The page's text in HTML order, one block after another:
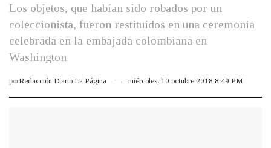
Los objetos, que habían sido robados por un
coleccionista, fueron restituidos en una ceremonia
celebrada en la embajada colombiana en
Washington
porRedacción Diario La Página miércoles, 10 octubre 2018 8:49 PM